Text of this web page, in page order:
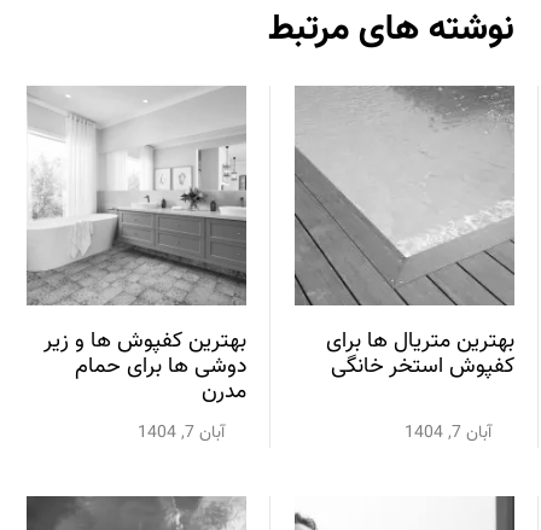
نوشته های مرتبط
بهترین متریال ها برای
کفپوش استخر خانگی
آبان 7, 1404
بهترین کفپوش ها و زیر
دوشی ها برای حمام
مدرن
آبان 7, 1404